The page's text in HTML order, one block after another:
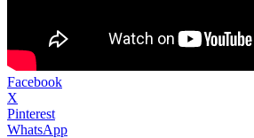
Facebook
X
Pinterest
WhatsApp